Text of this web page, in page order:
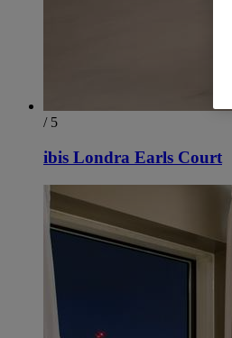
/ 5
ibis Londra Earls Court